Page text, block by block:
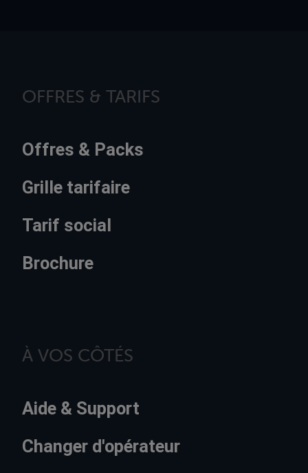
OFFRES & TARIFS
Offres & Packs
Grille tarifaire
Tarif social
Brochure
À VOS CÔTÉS
Aide & Support
Changer d'opérateur